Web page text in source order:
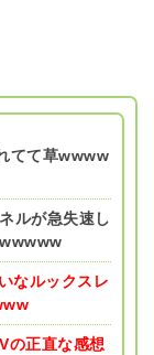
てて草wwww
ルが急失速し
なルックスレ
の正直な感想